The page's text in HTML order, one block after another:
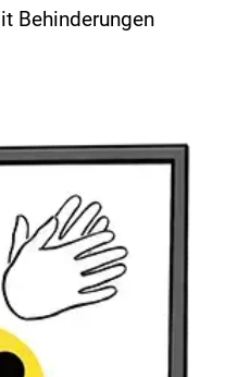
Behinderungen